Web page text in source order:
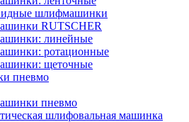
шлифмашинки
RUTSCHER
линейные
ротационные
щеточные
пневмо
пневмо
шлифовальная машинка